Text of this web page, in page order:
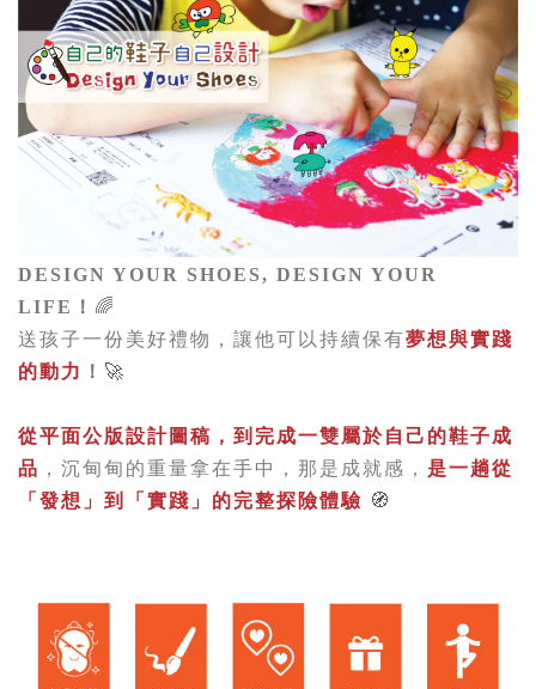
DESIGN YOUR SHOES, DESIGN YOUR
LIFE！ 🌈
送孩子一份美好禮物，讓他可以持續保有夢想與實踐
的動力 ！ 🚀
從平面公版設計圖稿，到完成一雙屬於自己的鞋子成
品 ， 沉甸甸的重量拿在手中，那是成就感， 是一趟從
「發想」到「實踐」的完整探險體驗 🧭